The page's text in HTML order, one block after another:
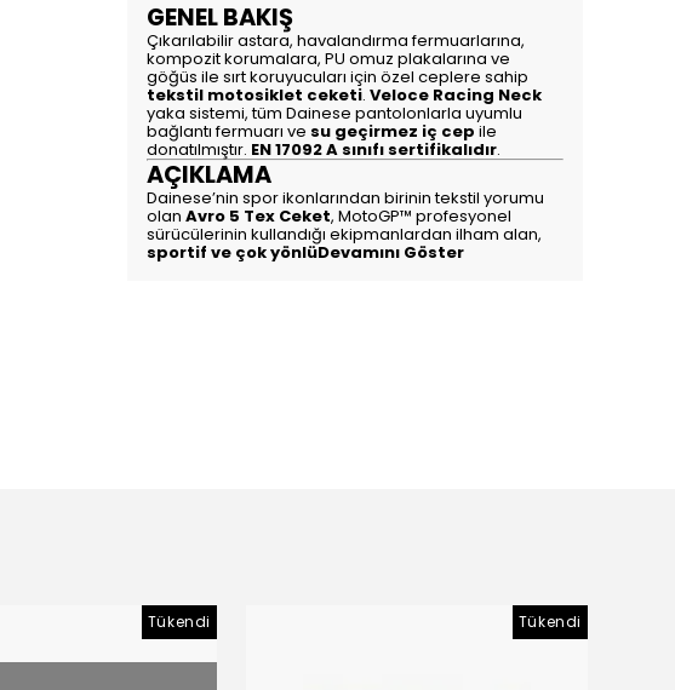
GENEL BAKIŞ
Çıkarılabilir astara, havalandırma fermuarlarına,
kompozit korumalara, PU omuz plakalarına ve
göğüs ile sırt koruyucuları için özel ceplere sahip
tekstil motosiklet ceketi. Veloce Racing Neck
yaka sistemi, tüm Dainese pantolonlarla uyumlu
bağlantı fermuarı ve su geçirmez iç cep ile
donatılmıştır. EN 17092 A sınıfı sertifikalıdır.
AÇIKLAMA
Dainese’nin spor ikonlarından birinin tekstil yorumu
olan Avro 5 Tex Ceket, MotoGP™ profesyonel
sürücülerinin kullandığı ekipmanlardan ilham alan,
sportif ve çok yönlüDevamını Göster
Tükendi Tükendi